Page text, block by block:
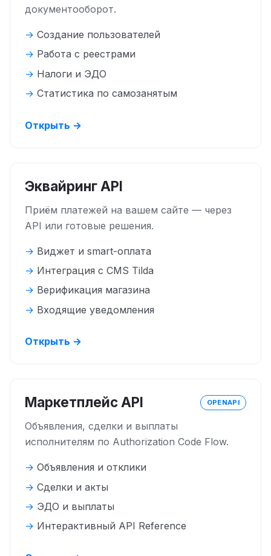
документооборот.
Создание пользователей
Работа с реестрами
Налоги и ЭДО
Статистика по самозанятым
Открыть →
Эквайринг API
Приём платежей на вашем сайте — через
API или готовые решения.
Виджет и smart-оплата
Интеграция с CMS Tilda
Верификация магазина
Входящие уведомления
Открыть →
Маркетплейс API OPENAPI
Объявления, сделки и выплаты
исполнителям по Authorization Code Flow.
Объявления и отклики
Сделки и акты
ЭДО и выплаты
Интерактивный API Reference